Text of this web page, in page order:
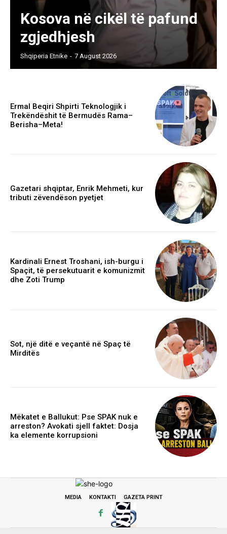
Kosova në cikël të pafund
zgjedhjesh
Shqiperia Etnike - 7 August 2026
Ermal Beqiri Shpirti Teknologjik i
Trekëndëshit të Bermudës Rama–
Berisha–Meta!
Gazetari shqiptar, Enrik Mehmeti, kur
tributi zëvendëson pyetjet
Kardinali Ernest Troshani, ish-burgu i
Spaçit, të persekutuarit e komunizmit
dhe Zoti Trump
Sot, një ditë e veçantë në Spaç të
Mirditës
Mëkatet e Ballukut: Pse SPAK nuk e
arreston? Avokati sjell faktet: Dosja
ka elemente korrupsioni
MEDIA KONTAKTI GAZETA PRINT